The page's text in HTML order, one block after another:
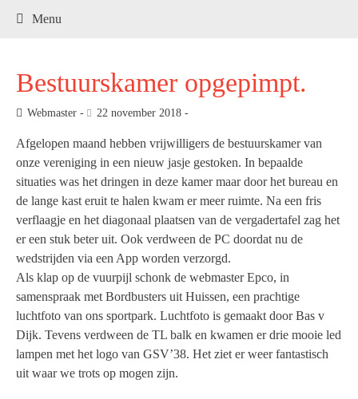
Bestuurskamer opgepimpt.
Webmaster 22 november 2018
Afgelopen maand hebben vrijwilligers de bestuurskamer van
onze vereniging in een nieuw jasje gestoken. In bepaalde
situaties was het dringen in deze kamer maar door het bureau en
de lange kast eruit te halen kwam er meer ruimte. Na een fris
verflaagje en het diagonaal plaatsen van de vergadertafel zag het
er een stuk beter uit. Ook verdween de PC doordat nu de
wedstrijden via een App worden verzorgd.
Als klap op de vuurpijl schonk de webmaster Epco, in
samenspraak met Bordbusters uit Huissen, een prachtige
luchtfoto van ons sportpark. Luchtfoto is gemaakt door Bas v
Dijk. Tevens verdween de TL balk en kwamen er drie mooie led
lampen met het logo van GSV’38. Het ziet er weer fantastisch
uit waar we trots op mogen zijn.
Menu